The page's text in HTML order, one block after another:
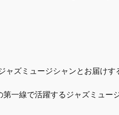
ャズミュージシャンとお届けす
一線で活躍するジャズミュー